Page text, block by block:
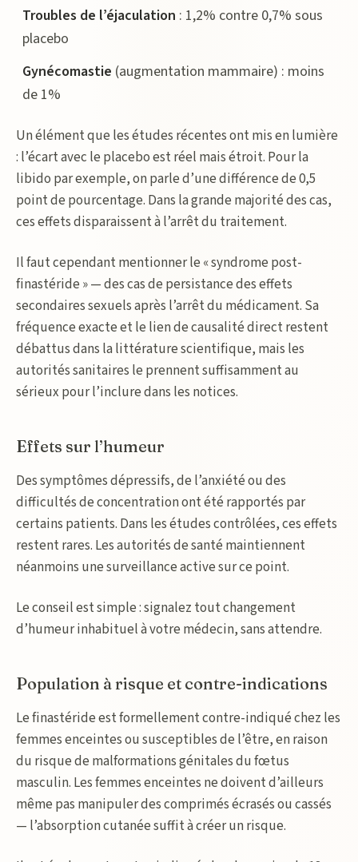
Troubles de l’éjaculation : 1,2% contre 0,7% sous
placebo
Gynécomastie (augmentation mammaire) : moins
de 1%
Un élément que les études récentes ont mis en lumière
: l’écart avec le placebo est réel mais étroit. Pour la
libido par exemple, on parle d’une différence de 0,5
point de pourcentage. Dans la grande majorité des cas,
ces effets disparaissent à l’arrêt du traitement.
Il faut cependant mentionner le « syndrome post-
finastéride » — des cas de persistance des effets
secondaires sexuels après l’arrêt du médicament. Sa
fréquence exacte et le lien de causalité direct restent
débattus dans la littérature scientifique, mais les
autorités sanitaires le prennent suffisamment au
sérieux pour l’inclure dans les notices.
Effets sur l’humeur
Des symptômes dépressifs, de l’anxiété ou des
difficultés de concentration ont été rapportés par
certains patients. Dans les études contrôlées, ces effets
restent rares. Les autorités de santé maintiennent
néanmoins une surveillance active sur ce point.
Le conseil est simple : signalez tout changement
d’humeur inhabituel à votre médecin, sans attendre.
Population à risque et contre-indications
Le finastéride est formellement contre-indiqué chez les
femmes enceintes ou susceptibles de l’être, en raison
du risque de malformations génitales du fœtus
masculin. Les femmes enceintes ne doivent d’ailleurs
même pas manipuler des comprimés écrasés ou cassés
— l’absorption cutanée suffit à créer un risque.